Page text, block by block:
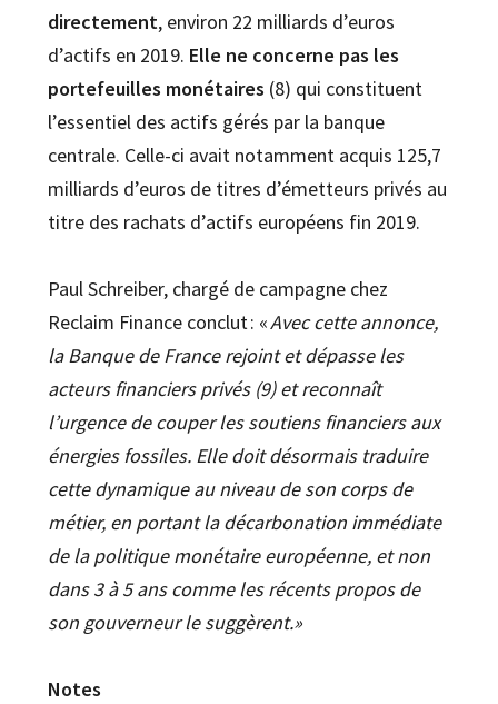
directement, environ 22 milliards d’euros
d’actifs en 2019. Elle ne concerne pas les
portefeuilles monétaires (8) qui constituent
l’essentiel des actifs gérés par la banque
centrale. Celle-ci avait notamment acquis 125,7
milliards d’euros de titres d’émetteurs privés au
titre des rachats d’actifs européens fin 2019.
Paul Schreiber, chargé de campagne chez
Reclaim Finance conclut : «Avec cette annonce,
la Banque de France rejoint et dépasse les
acteurs financiers privés (9) et reconnaît
l’urgence de couper les soutiens financiers aux
énergies fossiles. Elle doit désormais traduire
cette dynamique au niveau de son corps de
métier, en portant la décarbonation immédiate
de la politique monétaire européenne, et non
dans 3 à 5 ans comme les récents propos de
son gouverneur le suggèrent.»
Notes